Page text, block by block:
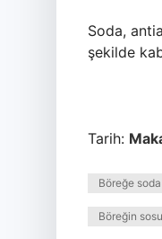
Soda,
şekilde
Tarih:
Böreğe
Böreğin